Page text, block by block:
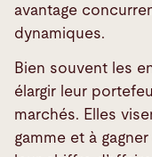
avantage
dynamiques.
Bien souvent les
élargir leur
marchés. Elles
gamme et à